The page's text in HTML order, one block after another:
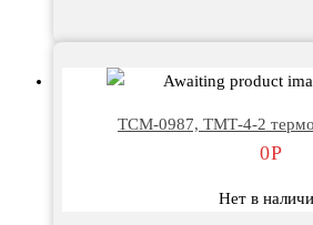
ТСМ-0987, ТМТ-4-2
0Р
Нет в